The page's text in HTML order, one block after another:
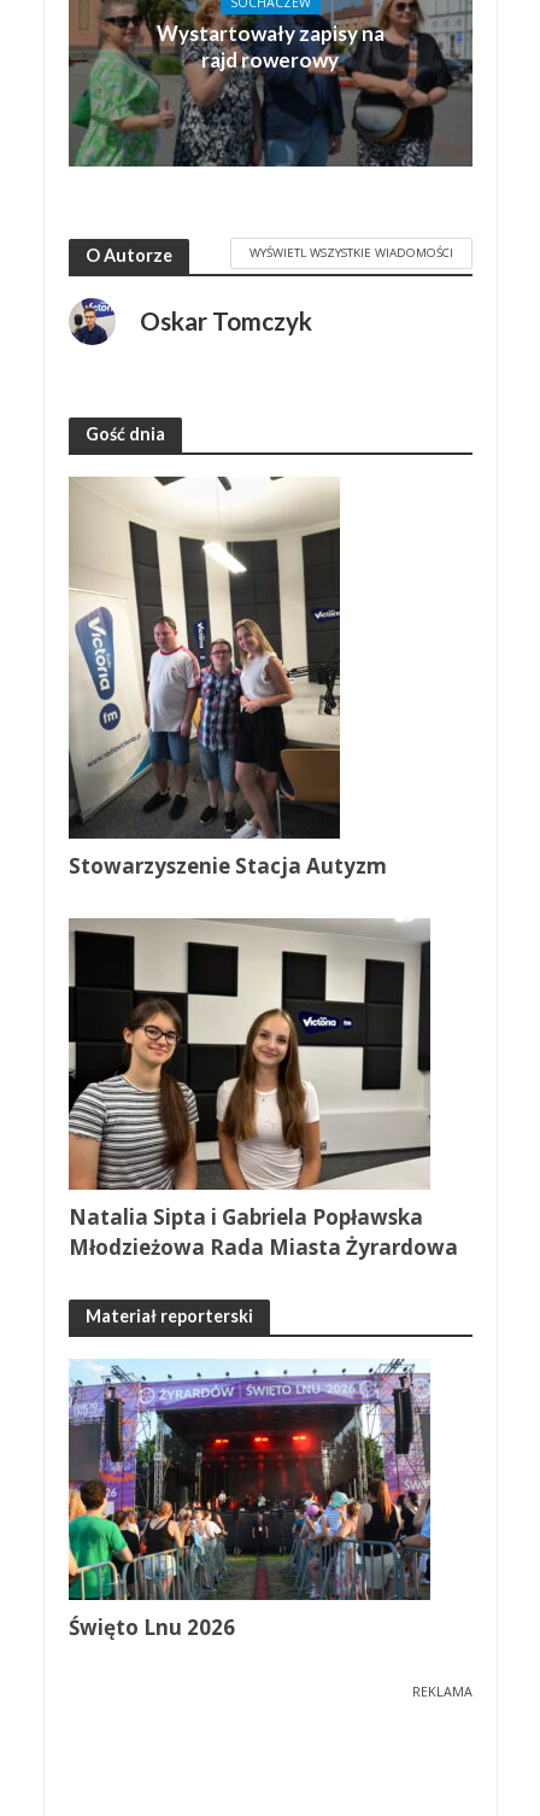
Wystartowały zapisy na
rajd rowerowy
O Autorze WYŚWIETL WSZYSTKIE WIADOMOŚCI
Oskar Tomczyk
Gość dnia
Stowarzyszenie Stacja Autyzm
Natalia Sipta i Gabriela Popławska
Młodzieżowa Rada Miasta Żyrardowa
Materiał reporterski
Święto Lnu 2026
REKLAMA